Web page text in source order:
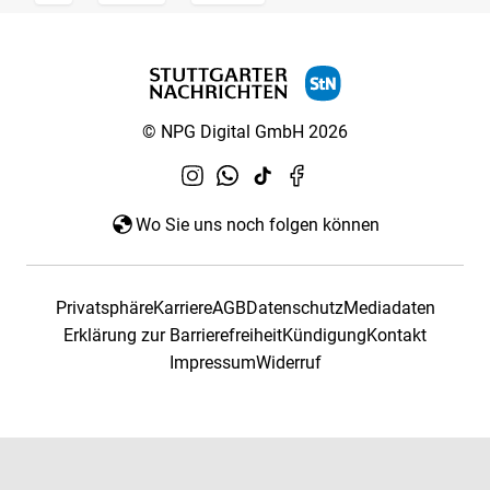
© NPG Digital GmbH 2026
Wo Sie uns noch folgen können
PrivatsphäreKarriereAGBDatenschutzMediadaten
Erklärung zur BarrierefreiheitKündigungKontakt
ImpressumWiderruf